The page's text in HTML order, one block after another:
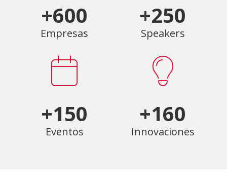
+600
Empresas
+250
Speakers
+150
Eventos
+160
Innovaciones